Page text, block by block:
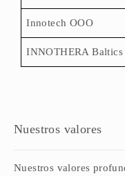
Innotech OOO
INNOTHERA Baltics
Nuestros valores
Nuestros valores